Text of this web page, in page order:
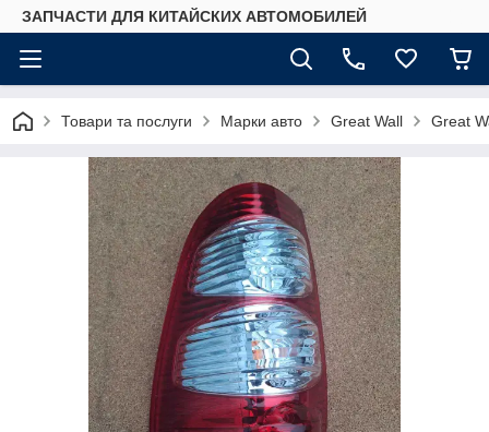
ЗАПЧАСТИ ДЛЯ КИТАЙСКИХ АВТОМОБИЛЕЙ
Товари та послуги Марки авто Great Wall Great